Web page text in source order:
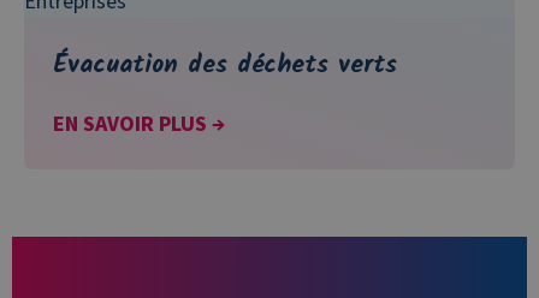
Évacuation des déchets verts
EN SAVOIR PLUS →